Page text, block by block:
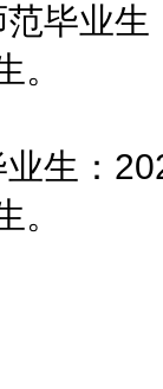
毕业生
。
生：
。